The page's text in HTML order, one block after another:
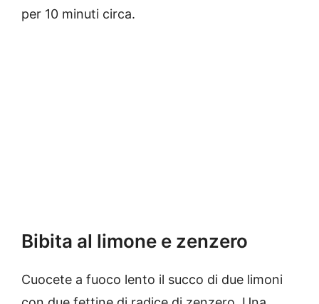
per 10 minuti circa.
Bibita al limone e zenzero
Cuocete a fuoco lento il succo di due limoni